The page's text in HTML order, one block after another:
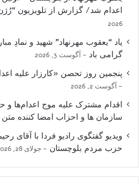
اعدام شد/ گزارش از تلویزیون
2026
یاد “یعقوب مهرنهاد” شهید و نمادِ
گرامی باد
آگوست 3, 2026
پنجمین روز تحصن «کارزار علیه
آگوست 2, 2026
اقدام مشترک علیه موج اعدام‌ها و
سازمان ها و احزاب امضا کننده متن
ویدیو گفتگوی رادیو فردا با آقای
حزب مردم بلوچستان
جولای 28, 2026